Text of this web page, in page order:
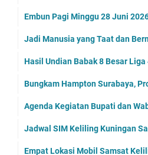
Embun Pagi Minggu 28 Juni
Jadi Manusia yang Taat dan
Hasil Undian Babak 8 Besar
Bungkam Hampton Surabaya,
Agenda Kegiatan Bupati dan
Jadwal SIM Keliling Kuningan
Empat Lokasi Mobil Samsat